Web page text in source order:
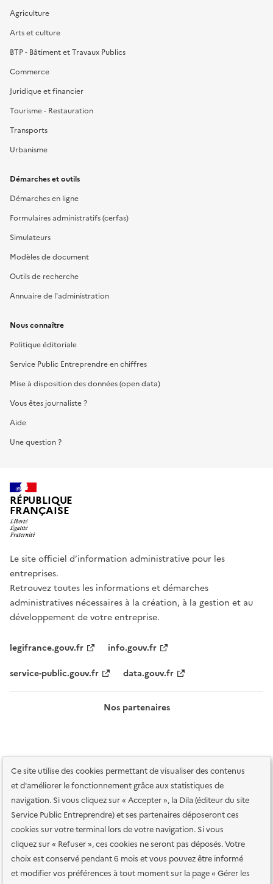
Ce site utilise des cookies permettant de visualiser des contenus
et d'améliorer le fonctionnement grâce aux statistiques de
navigation. Si vous cliquez sur « Accepter », la Dila (éditeur du site
Service Public Entreprendre) et ses partenaires déposeront ces
cookies sur votre terminal lors de votre navigation. Si vous
cliquez sur « Refuser », ces cookies ne seront pas déposés. Votre
choix est conservé pendant 6 mois et vous pouvez être informé
et modifier vos préférences à tout moment sur la page « Gérer les
Agriculture
Arts et culture
BTP - Bâtiment et Travaux Publics
Commerce
Juridique et financier
Tourisme - Restauration
Transports
Urbanisme
Démarches et outils
Démarches en ligne
Formulaires administratifs (cerfas)
Simulateurs
Modèles de document
Outils de recherche
Annuaire de l'administration
Nous connaître
Politique éditoriale
Service Public Entreprendre en chiffres
Mise à disposition des données (open data)
Vous êtes journaliste ?
Aide
Une question ?
RÉPUBLIQUE
FRANÇAISE
Le site officiel d’information administrative pour les
entreprises.
Retrouvez toutes les informations et démarches
administratives nécessaires à la création, à la gestion et au
développement de votre entreprise.
legifrance.gouv.fr
info.gouv.fr
service-public.gouv.fr
data.gouv.fr
Nos partenaires
Plan du site Accessibilité : totalement conforme
Accessibilité des
services en ligne
Mentions légales Données personnelles et sécurité
Conditions générales d'utilisation
Gestion des cookies